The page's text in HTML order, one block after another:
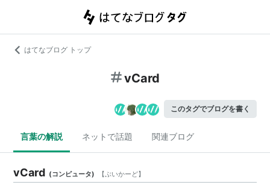
はてなブログ トップ
vCard
このタグでブログを書く
言葉の解説 ネットで話題 関連ブログ
vCard (コンピュータ) 【ぶいかーど】